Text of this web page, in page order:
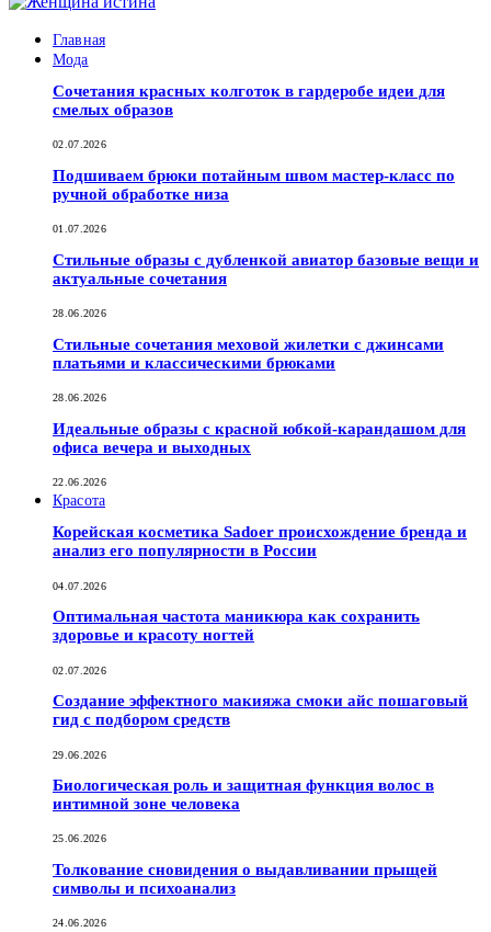
Главная
Мода
Сочетания красных колготок в гардеробе идеи для
смелых образов
02.07.2026
Подшиваем брюки потайным швом мастер-класс по
ручной обработке низа
01.07.2026
Стильные образы с дубленкой авиатор базовые вещи и
актуальные сочетания
28.06.2026
Стильные сочетания меховой жилетки с джинсами
платьями и классическими брюками
28.06.2026
Идеальные образы с красной юбкой-карандашом для
офиса вечера и выходных
22.06.2026
Красота
Корейская косметика Sadoer происхождение бренда и
анализ его популярности в России
04.07.2026
Оптимальная частота маникюра как сохранить
здоровье и красоту ногтей
02.07.2026
Создание эффектного макияжа смоки айс пошаговый
гид с подбором средств
29.06.2026
Биологическая роль и защитная функция волос в
интимной зоне человека
25.06.2026
Толкование сновидения о выдавливании прыщей
символы и психоанализ
24.06.2026